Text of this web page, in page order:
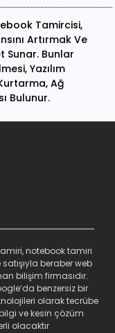
Tamircisi,
Artırmak Ve
Sunar. Bunlar
Yazılım
Ağ
Bulunur.
notebook tamiri
beraber web
bilişim firmasıdır.
benzersiz bir
olarak tecrübe
ve kesin çözüm
olacaktır